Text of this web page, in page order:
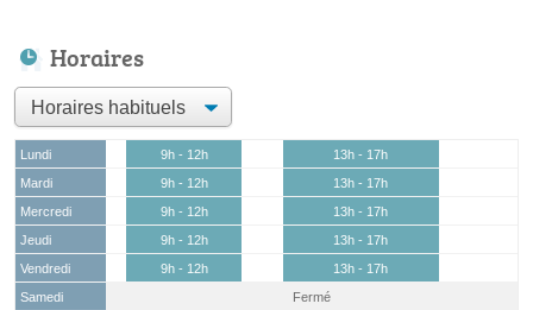
Horaires
Lundi 9h - 12h
13h - 17h
Mardi
9h - 12h
13h - 17h
Mercredi
9h - 12h
13h - 17h
Jeudi
9h - 12h
13h - 17h
Vendredi
9h - 12h
13h - 17h
Samedi
Fermé